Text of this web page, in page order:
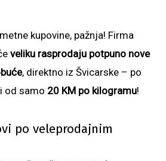
kupovine, pažnja! Firma
veliku rasprodaju potpuno nove
, direktno iz Švicarske – po
od samo 20 KM po kilogramu!
po veleprodajnim